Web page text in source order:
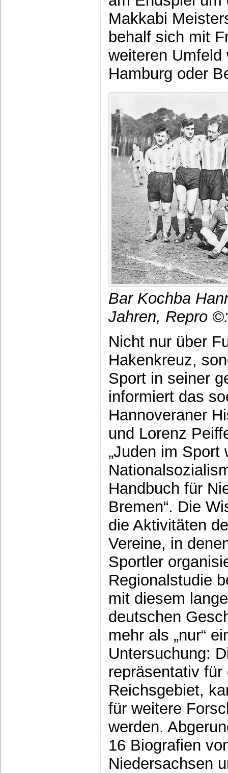
Makkabi
behalf sich mit
weiteren
Hamburg oder
Bar Kochba
Jahren, Repro
Nicht nur über
Hakenkreuz,
Sport in seiner
informiert das
Hannoveraner
und Lorenz
„Juden im Sport
Handbuch für
Bremen“. Die
die Aktivitäten
Vereine, in
Sportler
Regionalstudie
mit diesem
deutschen
mehr als „nur“
Untersuchung:
repräsentativ
Reichsgebiet,
für weitere
werden.
16 Biografien
Niedersachsen